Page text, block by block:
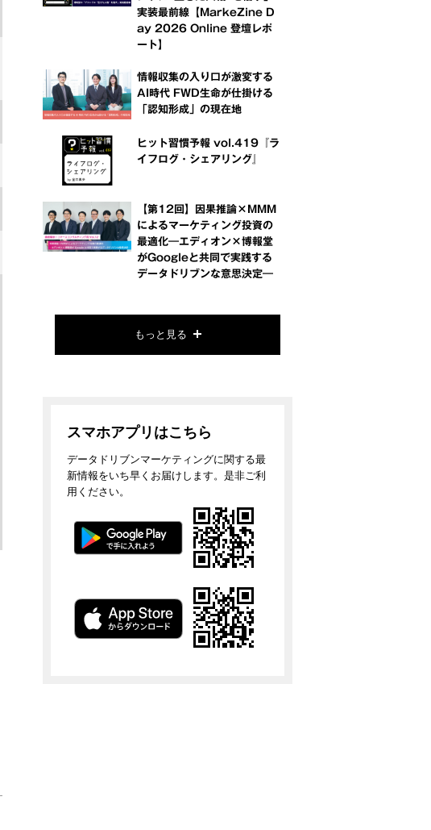
実装最前線【MarkeZine D
ay 2026 Online 登壇レポ
ート】
情報収集の入り口が激変する
AI時代 FWD生命が仕掛ける
「認知形成」の現在地
ヒット習慣予報 vol.419『ラ
イフログ・シェアリング』
【第12回】因果推論×MMM
によるマーケティング投資の
最適化―エディオン×博報堂
がGoogleと共同で実践する
データドリブンな意思決定―
もっと見る
スマホアプリはこちら
データドリブンマーケティングに関する最
新情報をいち早くお届けします。是非ご利
用ください。